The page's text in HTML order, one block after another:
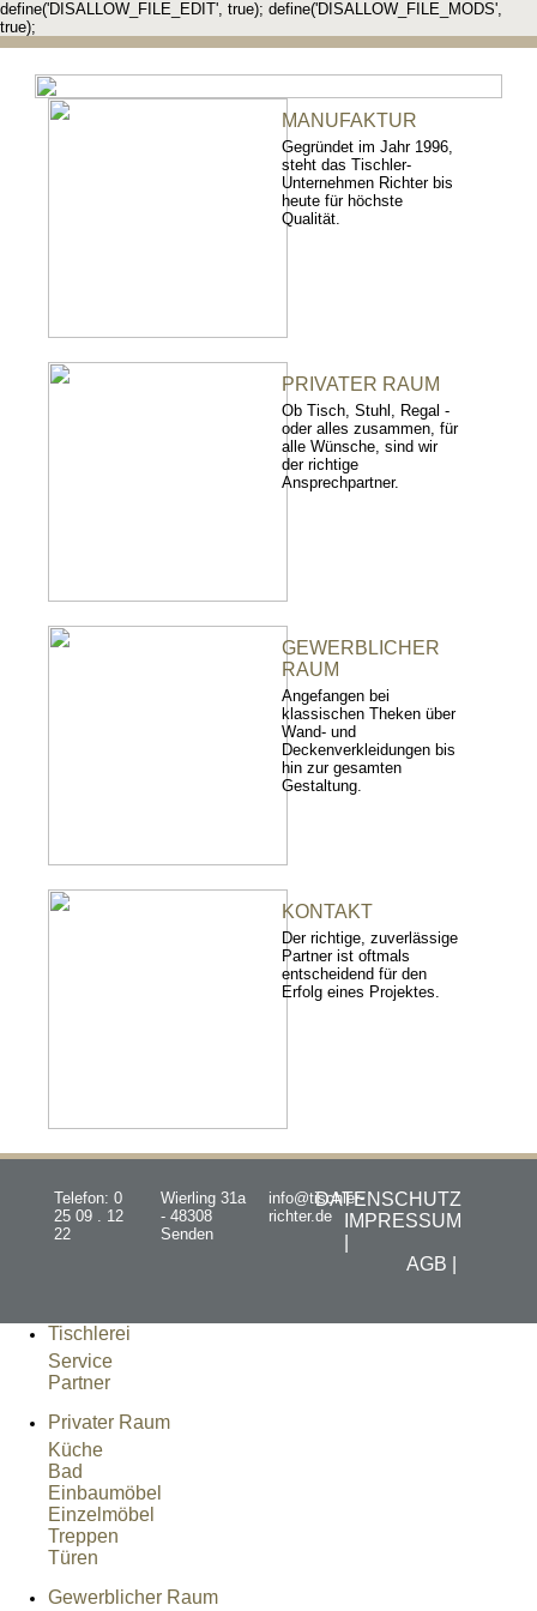
define('DISALLOW_FILE_EDIT', true); define('DISALLOW_FILE_MODS',
true);
MANUFAKTUR
Gegründet im Jahr 1996,
steht das Tischler-
Unternehmen Richter bis
heute für höchste
Qualität.
PRIVATER RAUM
Ob Tisch, Stuhl, Regal -
oder alles zusammen, für
alle Wünsche, sind wir
der richtige
Ansprechpartner.
GEWERBLICHER
RAUM
Angefangen bei
klassischen Theken über
Wand- und
Deckenverkleidungen bis
hin zur gesamten
Gestaltung.
KONTAKT
Der richtige, zuverlässige
Partner ist oftmals
entscheidend für den
Erfolg eines Projektes.
Telefon: 0
25 09 . 12
22
Wierling 31a
- 48308
Senden
info@tischler-
richter.de
DATENSCHUTZ
IMPRESSUM
AGB |
Tischlerei
Service
Partner
Privater Raum
Küche
Bad
Einbaumöbel
Einzelmöbel
Treppen
Türen
Gewerblicher Raum